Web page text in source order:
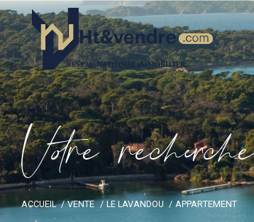
Vore recece
ACCUEIL VENTE LE LAVANDOU APPARTEMENT